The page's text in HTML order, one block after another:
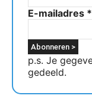
E-mailadres *
p.s. Je
gedeeld.